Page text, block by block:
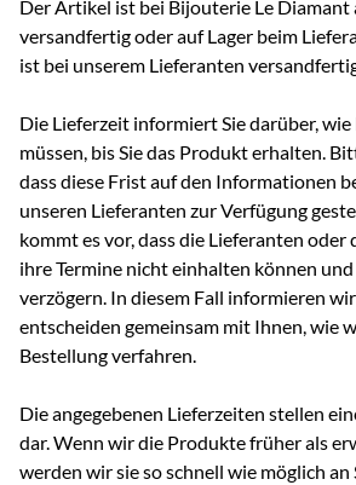
Der Artikel ist bei Bijouterie Le Diamant
versandfertig oder auf Lager beim
ist bei unserem Lieferanten
Die Lieferzeit informiert Sie darüber, wie
müssen, bis Sie das Produkt erhalten.
dass diese Frist auf den Informationen
unseren Lieferanten zur Verfügung
kommt es vor, dass die Lieferanten
ihre Termine nicht einhalten können
verzögern. In diesem Fall informieren
entscheiden gemeinsam mit Ihnen, wie
Bestellung verfahren.
Die angegebenen Lieferzeiten stellen
dar. Wenn wir die Produkte früher als
werden wir sie so schnell wie möglich an